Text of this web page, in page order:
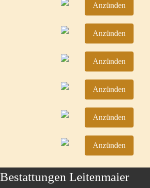
Anzünden
Anzünden
Anzünden
Anzünden
Anzünden
Anzünden
Bestattungen Leitenmaier